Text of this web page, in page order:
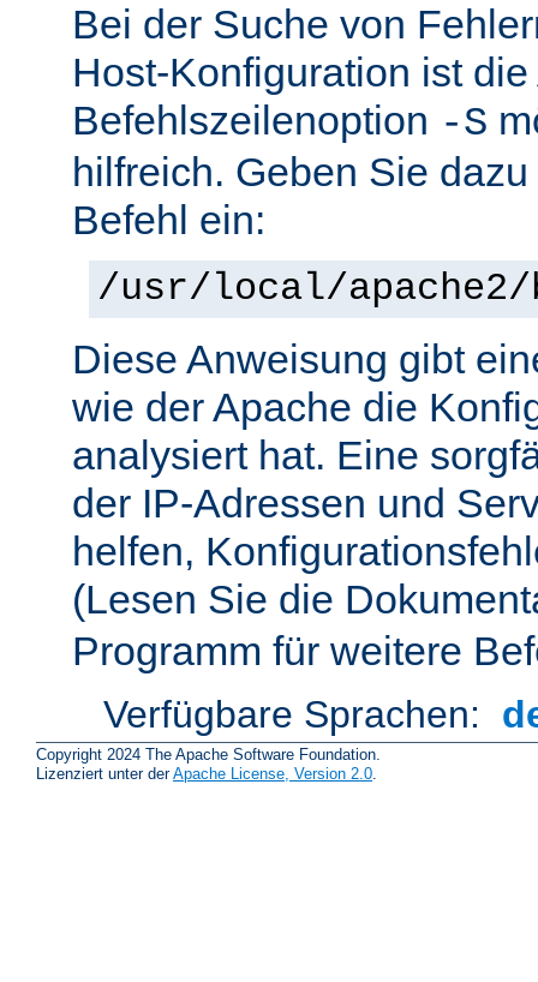
Bei der Suche von
Host-Konfiguration ist
Befehlszeilenoption -S
hilfreich. Geben Sie
Befehl ein:
/usr/local/
Diese Anweisung gibt
wie der Apache die
analysiert hat. Eine
der IP-Adressen und
helfen,
(Lesen Sie die
Programm für weitere
Verfügbare Sprachen:
Copyright 2024 The Apache Software Foundation.
Lizenziert unter derApache License, Version 2.0.